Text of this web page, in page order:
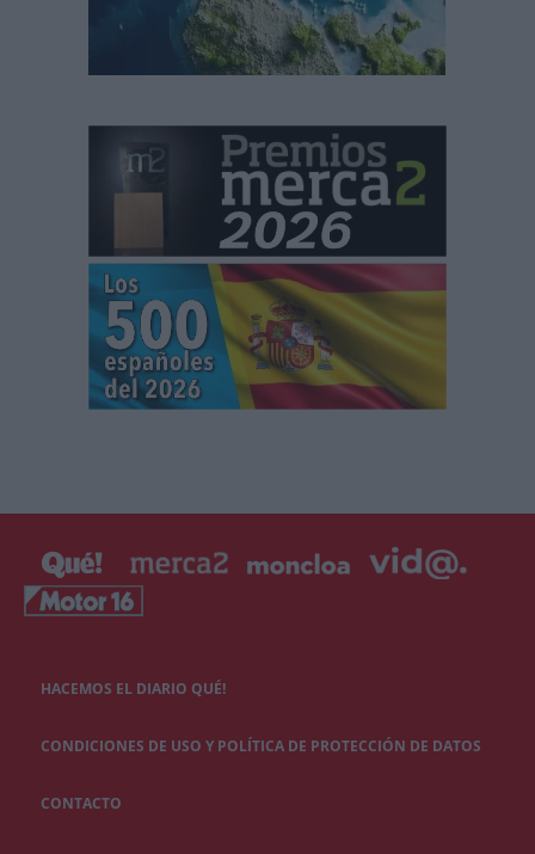
HACEMOS EL DIARIO QUÉ!
CONDICIONES DE USO Y POLÍTICA DE PROTECCIÓN DE DATOS
CONTACTO